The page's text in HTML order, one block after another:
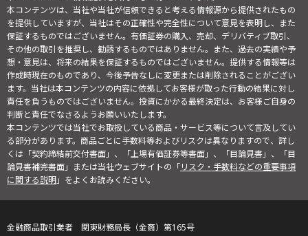
本コンテンツは、当社や当社が信頼できると考える情報源から提供されたもの
を提供していますが、当社はその正確性や完全性について意見を表明し、また
保証するものではございません。有価証券の購入、売却、デリバティブ取引、
その他の取引を推奨し、勧誘するものではありません。また、過去の実績や予
想・意見は、将来の結果を保証するものではございません。提供する情報等は
作成時現在のものであり、今後予告なしに変更または削除されることがござい
ます。当社は本コンテンツの内容に依拠してお客様が取った行動の結果に対し
責任を負うものではございません。投資にかかる最終決定は、お客様ご自身の
判断と責任でなさるようお願いいたします。
本コンテンツでは当社でお取扱している商品・サービス等について言及してい
る部分があります。商品ごとに手数料等およびリスクは異なりますので、詳し
くは「契約締結前交付書面」、「上場有価証券等書面」、「目論見書」、「目
論見書補完書面」または当社ウェブサイトの「リスク・手数料などの重要事項
に関する説明」をよくお読みください。
金融商品取引業者 関東財務局長（金商）第165号